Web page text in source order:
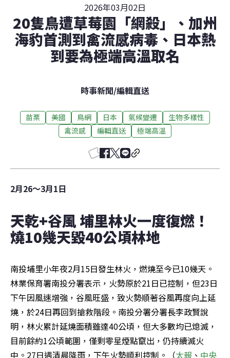
2026年03月02日
20隻鳥遭草莓園「網殺」、加州
海豹首測到禽流感病毒、日本熱
到要為極端高溫取名
時事新聞/編輯直送
苗栗 美國 鳥網 日本 氣候變遷
生物多樣性
禽流感
編輯直送 極端高溫
2月26～3月1日
天乾+谷風 埔里林火一度復燃！
燒10幾天毀40公頃林地
南投埔里小年夜2月15日發生林火，燃燒至今已10幾天。
林業保育署南投分署表示，火勢原於21日已控制，但23日
下午因風速增強，谷風旺盛，致火勢順著谷風再度向上延
燒，於24日再回到搶救階段。南投分署分署長李政賢說
明，林火累計延燒面積雖達40公頃，但大多數均已熄滅，
目前餘約1公頃範圍，僅剩零星煙點竄出，仍持續滅火
中。27日遇清晨降雨，下午火勢順利控制。（太報 、 中央